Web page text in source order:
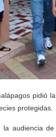
pidió
protegidas.
la audiencia